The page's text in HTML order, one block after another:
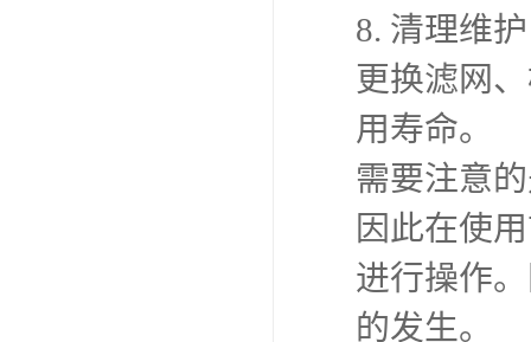
8. 清理维
更换滤网
用寿命。
需要注意
因此在使
进行操作
的发生。